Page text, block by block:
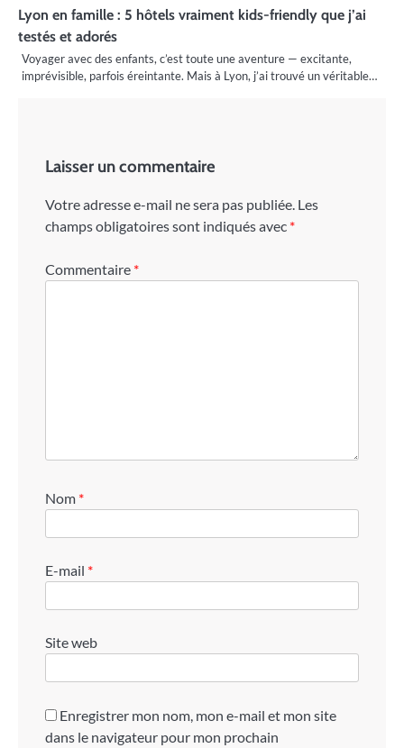
Lyon en famille : 5 hôtels vraiment kids-friendly que j’ai
testés et adorés
Voyager avec des enfants, c’est toute une aventure — excitante,
imprévisible, parfois éreintante. Mais à Lyon, j’ai trouvé un véritable…
Laisser un commentaire
Votre adresse e-mail ne sera pas publiée. Les
champs obligatoires sont indiqués avec *
Commentaire *
Nom *
E-mail *
Site web
Enregistrer mon nom, mon e-mail et mon site
dans le navigateur pour mon prochain